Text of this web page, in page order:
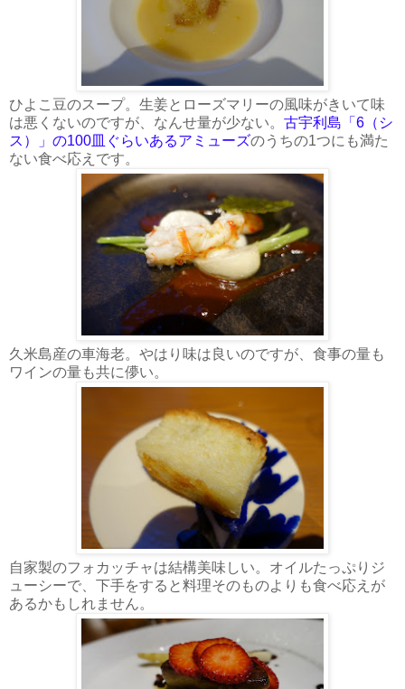
ひよこ豆のスープ。生姜とローズマリーの風味がきいて味
は悪くないのですが、なんせ量が少ない。 古宇利島「6（シ
ス）」の100皿ぐらいあるアミューズのうちの1つにも満た
ない食べ応えです。
久米島産の車海老。やはり味は良いのですが、食事の量も
ワインの量も共に儚い。
自家製のフォカッチャは結構美味しい。オイルたっぷりジ
ューシーで、下手をすると料理そのものよりも食べ応えが
あるかもしれません。